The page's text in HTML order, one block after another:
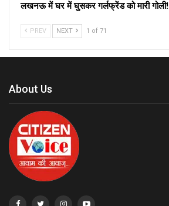
लखनऊ में घर में घुसकर गर्लफ्रेंड को मारी गोली!
PREV NEXT 1 of 71
About Us